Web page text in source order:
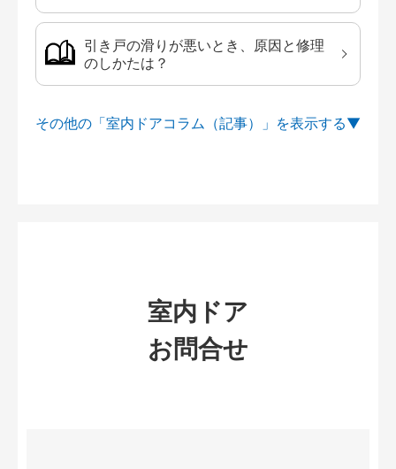
引き戸の滑りが悪いとき、原因と修理
のしかたは？
その他の「室内ドアコラム（記事）」を
室内ドア
お問合せ